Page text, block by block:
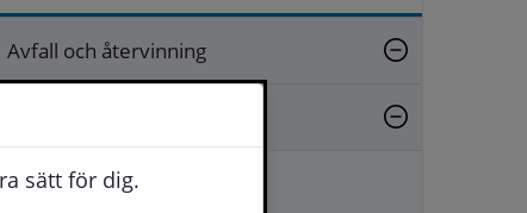
sätt för dig.
Avfall och återvinning
Villa